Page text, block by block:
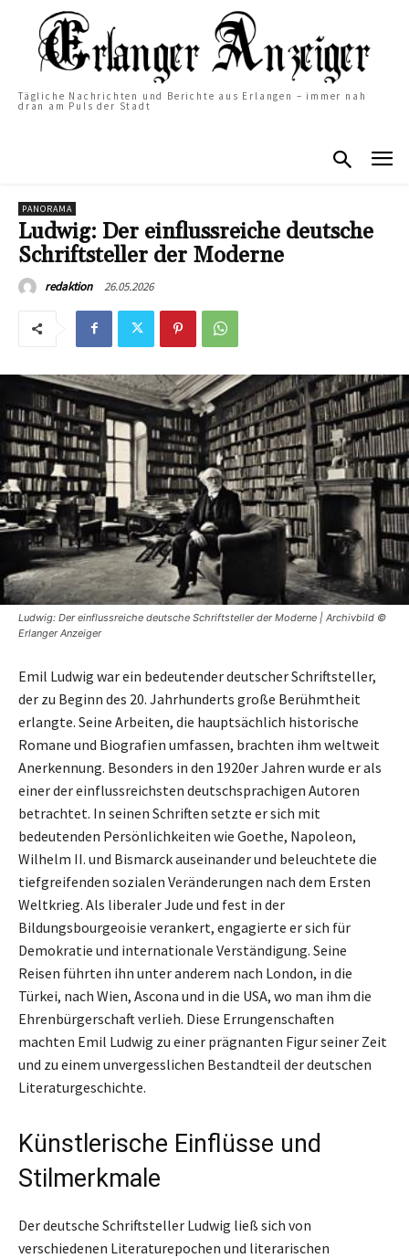
Tägliche Nachrichten und Berichte aus Erlangen – immer nah
dran am Puls der Stadt
PANORAMA
Ludwig: Der einflussreiche deutsche
Schriftsteller der Moderne
redaktion 26.05.2026
Ludwig: Der einflussreiche deutsche Schriftsteller der Moderne | Archivbild ©
Erlanger Anzeiger
Emil Ludwig war ein bedeutender deutscher Schriftsteller,
der zu Beginn des 20. Jahrhunderts große Berühmtheit
erlangte. Seine Arbeiten, die hauptsächlich historische
Romane und Biografien umfassen, brachten ihm weltweit
Anerkennung. Besonders in den 1920er Jahren wurde er als
einer der einflussreichsten deutschsprachigen Autoren
betrachtet. In seinen Schriften setzte er sich mit
bedeutenden Persönlichkeiten wie Goethe, Napoleon,
Wilhelm II. und Bismarck auseinander und beleuchtete die
tiefgreifenden sozialen Veränderungen nach dem Ersten
Weltkrieg. Als liberaler Jude und fest in der
Bildungsbourgeoisie verankert, engagierte er sich für
Demokratie und internationale Verständigung. Seine
Reisen führten ihn unter anderem nach London, in die
Türkei, nach Wien, Ascona und in die USA, wo man ihm die
Ehrenbürgerschaft verlieh. Diese Errungenschaften
machten Emil Ludwig zu einer prägnanten Figur seiner Zeit
und zu einem unvergesslichen Bestandteil der deutschen
Literaturgeschichte.
Künstlerische Einflüsse und
Stilmerkmale
Der deutsche Schriftsteller Ludwig ließ sich von
verschiedenen Literaturepochen und literarischen